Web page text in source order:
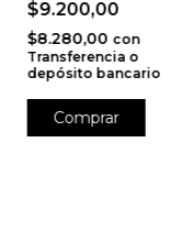
$9.200,00
$8.280,00 con
Transferencia o
depósito bancario